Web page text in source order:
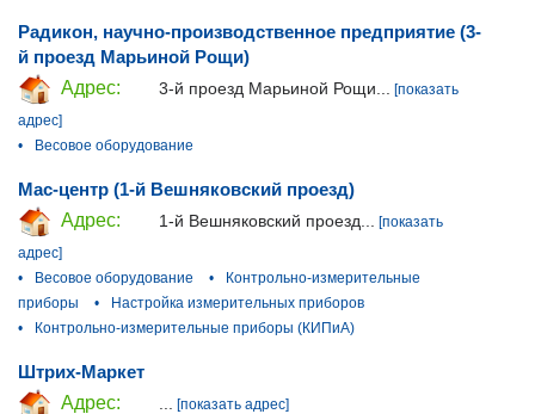
Радикон, научно-производственное предприятие (3-
й проезд Марьиной Рощи)
Адрес:
3-й проезд Марьиной Рощи... [показать
адрес]
•
Весовое оборудование
Мас-центр (1-й Вешняковский проезд)
Адрес:
1-й Вешняковский проезд...
[показать
адрес]
•
Весовое оборудование •
Контрольно-измерительные
приборы
•
Настройка измерительных приборов
•
Контрольно-измерительные приборы (КИПиА)
Штрих-Маркет
Адрес:
[показать адрес]